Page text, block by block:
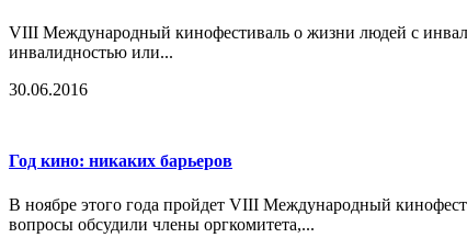
VIII Международный кинофестиваль о жизни людей с
инвалидностью или...
30.06.2016
Год кино: никаких барьеров
В ноябре этого года пройдет VIII Международный
вопросы обсудили члены оргкомитета,...